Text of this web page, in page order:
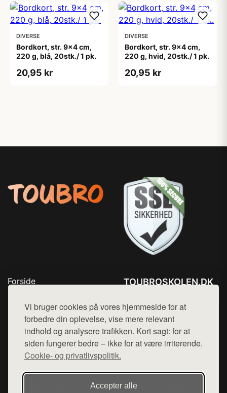
Vi bruger cookies på vores hjemmeside for at
forbedre din oplevelse, vise mere relevant
indhold og analysere trafikken. Kort sagt: for at
siden fungerer bedre – ikke for at være irriterende.
Cookie- og privatlivspolitik.
Accepter alle
DIVERSE
Bordkort, str. 9x4 cm,
220 g, blå, 20stk./ 1 pk.
20,95 kr
DIVERSE
Bordkort, str. 9x4 cm,
220 g, hvid, 20stk./ 1 pk.
20,95 kr
Forside
Top Rabatter
Blog
Kontakt
TOUBROSKOLEN.DK
Mail: hej@want.dk
Cookie- og privatlivspolitik
Denne side er en del af want.dk, der udgiver en række